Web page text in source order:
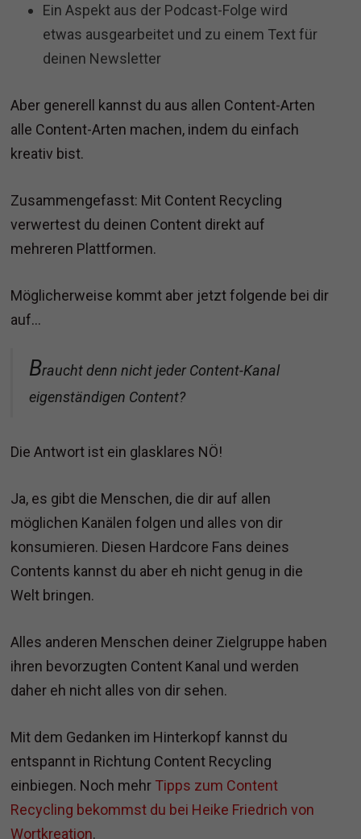
Ein Aspekt aus der Podcast-Folge wird
etwas ausgearbeitet und zu einem Text für
deinen Newsletter
Aber generell kannst du aus allen Content-Arten
alle Content-Arten machen, indem du einfach
kreativ bist.
Zusammengefasst: Mit Content Recycling
verwertest du deinen Content direkt auf
mehreren Plattformen.
Möglicherweise kommt aber jetzt folgende bei dir
auf...
Braucht denn nicht jeder Content-Kanal
eigenständigen Content?
Die Antwort ist ein glasklares NÖ!
Ja, es gibt die Menschen, die dir auf allen
möglichen Kanälen folgen und alles von dir
konsumieren. Diesen Hardcore Fans deines
Contents kannst du aber eh nicht genug in die
Welt bringen.
Alles anderen Menschen deiner Zielgruppe haben
ihren bevorzugten Content Kanal und werden
daher eh nicht alles von dir sehen.
Mit dem Gedanken im Hinterkopf kannst du
entspannt in Richtung Content Recycling
einbiegen. Noch mehr Tipps zum Content
Recycling bekommst du bei Heike Friedrich von
Wortkreation.